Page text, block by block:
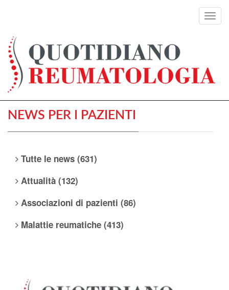
NEWS PER I PAZIENTI
Tutte le news (631)
Attualità (132)
Associazioni di pazienti (86)
Malattie reumatiche (413)